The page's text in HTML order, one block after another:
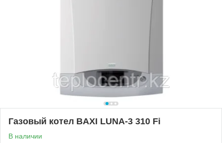
Газовый котел BAXI LUNA-3 310 Fi
В наличии